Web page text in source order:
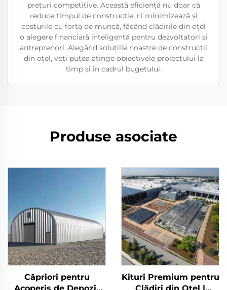
prețuri competitive. Această eficiență nu doar că
reduce timpul de construcție, ci minimizează și
costurile cu forța de muncă, făcând clădirile din oțel
o alegere financiară inteligentă pentru dezvoltatori și
antreprenori. Alegând soluțiile noastre de construcții
din oțel, veți putea atinge obiectivele proiectului la
timp și în cadrul bugetului.
Produse asociate
Căpriori pentru
Kituri Premium pentru